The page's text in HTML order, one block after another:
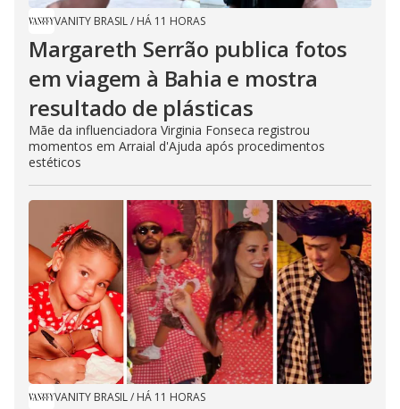
VANITY BRASIL/ HÁ 11 HORAS
Margareth Serrão publica fotos
em viagem à Bahia e mostra
resultado de plásticas
Mãe da influenciadora Virginia Fonseca registrou
momentos em Arraial d'Ajuda após procedimentos
estéticos
VANITY BRASIL/ HÁ 11 HORAS